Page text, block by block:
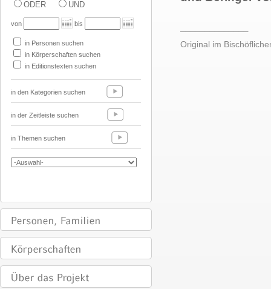
ODER UND
von bis
in Personen suchen
in Körperschaften suchen
in Editionstexten suchen
in den Kategorien suchen
in der Zeitleiste suchen
in Themen suchen
Original im